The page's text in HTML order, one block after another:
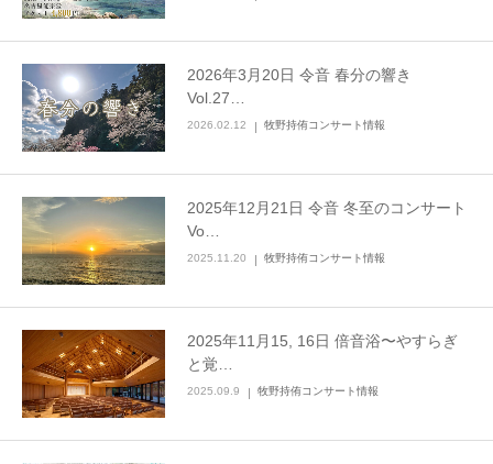
2026年3月20日 令音 春分の響き
Vol.27…
2026.02.12 牧野持侑コンサート情報
2025年12月21日 令音 冬至のコンサート
Vo…
2025.11.20 牧野持侑コンサート情報
2025年11月15, 16日 倍音浴〜やすらぎ
と覚…
2025.09.9 牧野持侑コンサート情報